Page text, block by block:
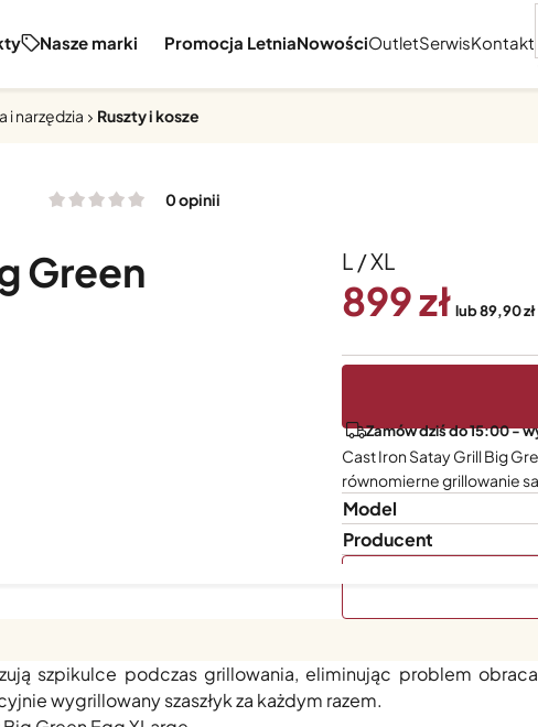
Nasze marki Promocja LetniaNowościOutletSerwisKontakt
i narzędzia Ruszty i kosze
0 opinii
Green
L / XL
899 lub 89,90
Zamów dziś do 15:00 -
Cast Iron Satay Grill Big
równomierne grillowanie
Model
Producent
jest do grillowania szaszłyków na kamado (Cast Iron Satay
szpikulce podczas grillowania, eliminując problem
wygrillowany szaszłyk za każdym razem.